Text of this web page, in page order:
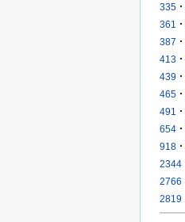
335 ·
361
·
387 ·
413 ·
439 ·
465 ·
491
·
654 ·
918 ·
2344
2766
2819